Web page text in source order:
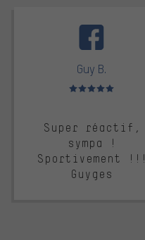
Guy B.
Note moyenne : 5 sur 5
Super réactif,
sympa !
Sportivement !!!
Guyges